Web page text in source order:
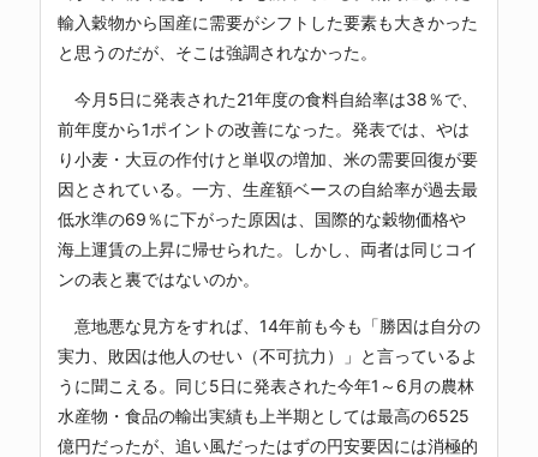
輸入穀物から国産に需要がシフトした要素も大きかった
と思うのだが、そこは強調されなかった。
今月5日に発表された21年度の食料自給率は38％で、
前年度から1ポイントの改善になった。発表では、やは
り小麦・大豆の作付けと単収の増加、米の需要回復が要
因とされている。一方、生産額ベースの自給率が過去最
低水準の69％に下がった原因は、国際的な穀物価格や
海上運賃の上昇に帰せられた。しかし、両者は同じコイ
ンの表と裏ではないのか。
意地悪な見方をすれば、14年前も今も「勝因は自分の
実力、敗因は他人のせい（不可抗力）」と言っているよ
うに聞こえる。同じ5日に発表された今年1～6月の農林
水産物・食品の輸出実績も上半期としては最高の6525
億円だったが、追い風だったはずの円安要因には消極的